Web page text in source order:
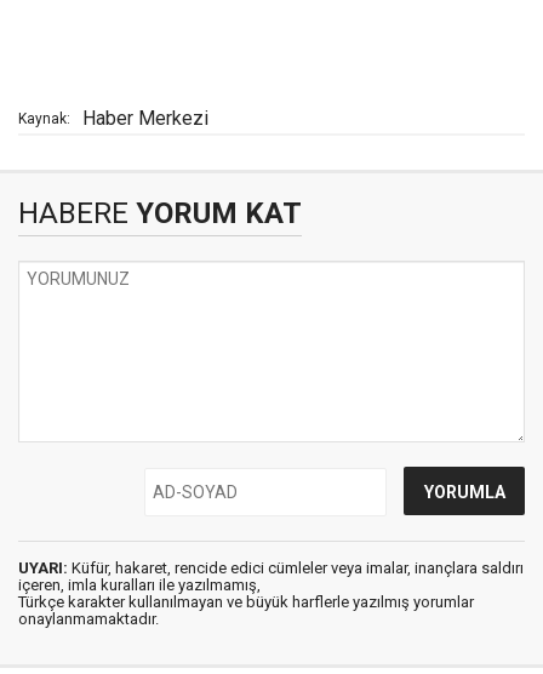
Kaynak: Haber Merkezi
HABERE YORUM KAT
UYARI: Küfür, hakaret, rencide edici cümleler veya imalar, inançlara saldırı
içeren, imla kuralları ile yazılmamış,
Türkçe karakter kullanılmayan ve büyük harflerle yazılmış yorumlar
onaylanmamaktadır.